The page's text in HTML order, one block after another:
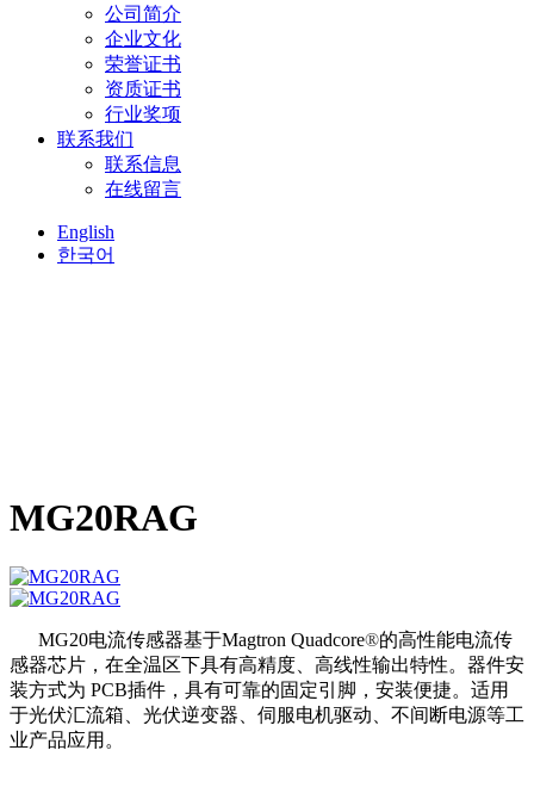
公司简介
企业文化
荣誉证书
资质证书
行业奖项
联系我们
联系信息
在线留言
English
한국어
MG20RAG
MG20电流传感器基于Magtron Quadcore®的高性能电流传
感器芯片，在全温区下具有高精度、高线性输出特性。器件安
装方式为 PCB插件，具有可靠的固定引脚，安装便捷。适用
于光伏汇流箱、光伏逆变器、伺服电机驱动、不间断电源等工
业产品应用。